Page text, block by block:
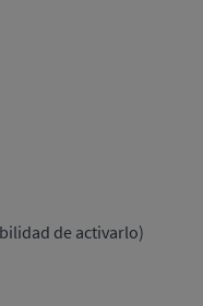
de activarlo)